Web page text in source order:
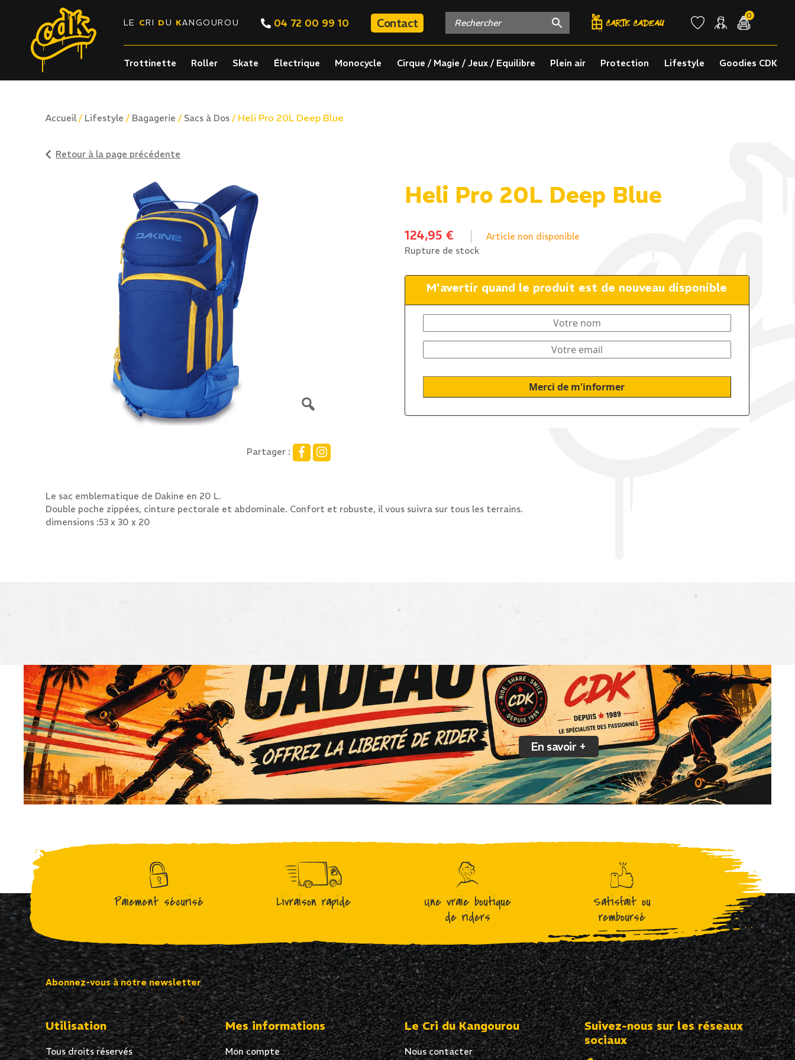
LE CRI DU KANGOUROU 04 72 00 99 10 Contact
0
Trottinette Roller Skate Électrique Monocycle Cirque / Magie / Jeux / Equilibre Plein air Protection Lifestyle Goodies CDK
Accueil / Lifestyle / Bagagerie / Sacs à Dos / Heli Pro 20L Deep Blue
Retour à la page précédente
Partager :
Heli Pro 20L Deep Blue
124,95 € Article non disponible
Rupture de stock
M'avertir quand le produit est de nouveau disponible
Le sac emblematique de Dakine en 20 L.
Double poche zippées, cinture pectorale et abdominale. Confort et robuste, il vous suivra sur tous les terrains.
dimensions :53 x 30 x 20
En savoir +
Paiement sécurisé Livraison rapide
Une vraie boutique
de riders
Satisfait ou
remboursé
Abonnez-vous à notre newsletter
Utilisation
Tous droits réservés
Mes informations
Mon compte
Le Cri du Kangourou
Nous contacter
Suivez-nous sur les réseaux
sociaux